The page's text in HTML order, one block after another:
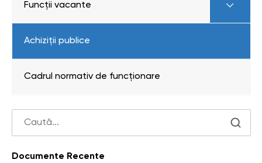
Funcții vacante
Achiziții publice
Cadrul normativ de funcționare
Documente Recente